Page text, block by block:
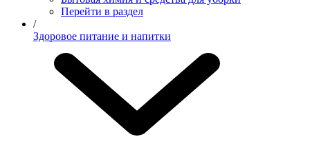
Перейти в раздел
/
Здоровое питание и напитки